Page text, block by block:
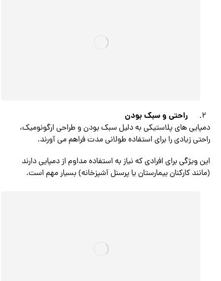
راحتی و سبک بودن
دمپایی های پلاستیکی به دلیل سبک بودن و طراحی ارگونومیک،
راحتی زیادی را برای استفاده طولانی مدت فراهم می آورند.
این ویژگی برای افرادی که نیاز به استفاده مداوم از دمپایی دارند
(مانند کارکنان بیمارستان یا پرسنل آشپزخانه) بسیار مهم است.